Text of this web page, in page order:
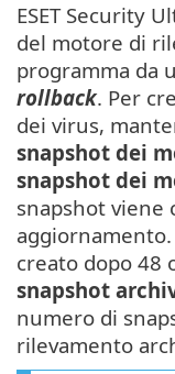
ESET Security
del motore di
programma da
rollback. Per
dei virus,
snapshot dei
snapshot dei
snapshot
creato dopo 48
snapshot
numero di
rilevamento